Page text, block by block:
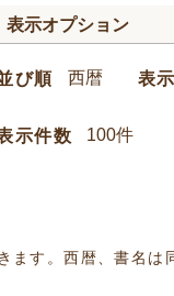
表示オプション
び順 表
示件数
ます。西暦、書名